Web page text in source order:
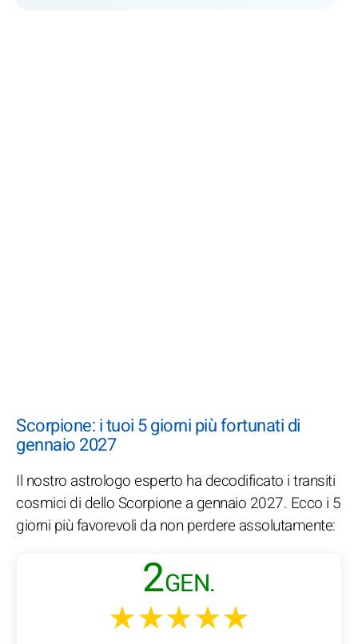
Scorpione: i tuoi 5 giorni più fortunati di
gennaio 2027
Il nostro astrologo esperto ha decodificato i transiti
cosmici di dello Scorpione a gennaio 2027. Ecco i 5
giorni più favorevoli da non perdere assolutamente:
2GEN.
★★★★★